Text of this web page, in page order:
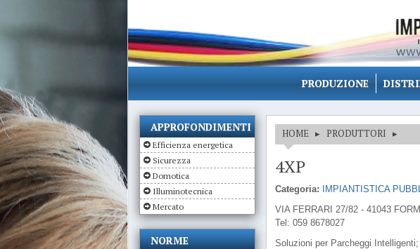
PRODUZIONE
HOME ▸ PRODUTTORI ▸
4XP
Categoria:
IMPIANTISTICA
VIA FERRARI 27/82 - 41043
Tel: 059 8678027
Soluzioni per Parcheggi
APPROFONDIMENTI
Efficienza energetica
Sicurezza
Domotica
Illuminotecnica
Mercato
NORME